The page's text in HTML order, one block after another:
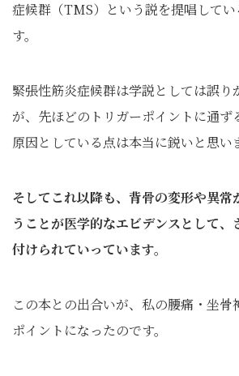
症候群（TMS）という説を提唱して
す。
緊張性筋炎症候群は学説としては誤り
が、先ほどのトリガーポイントに通ず
原因としている点は本当に鋭いと思い
そしてこれ以降も、背骨の変形や異常
うことが医学的なエビデンスとして
付けられていっています。
この本との出合いが、私の腰痛・坐骨
ポイントになったのです。